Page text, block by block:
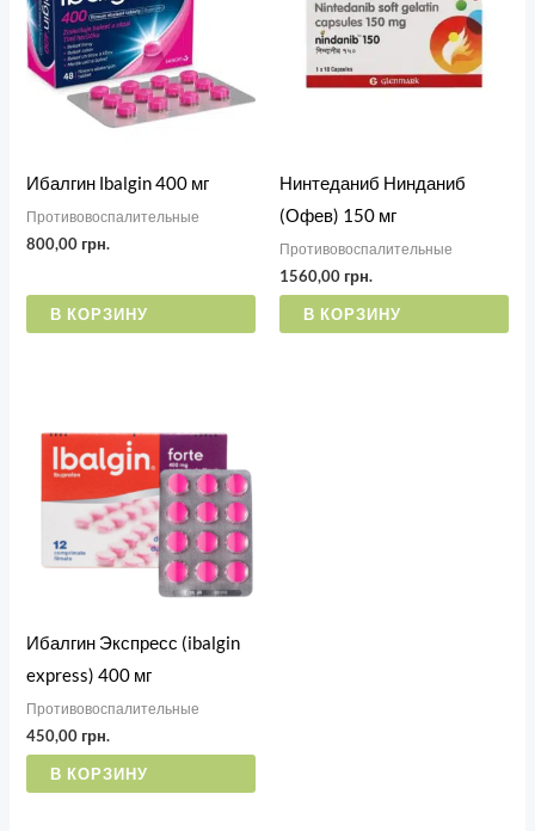
Ибалгин Іbalgin 400 мг
Противовоспалительные
800,00 грн.
В КОРЗИНУ
Нинтеданиб Нинданиб
(Офев) 150 мг
Противовоспалительные
1560,00 грн.
В КОРЗИНУ
Ибалгин Экспресс (ibalgin
express) 400 мг
Противовоспалительные
450,00 грн.
В КОРЗИНУ